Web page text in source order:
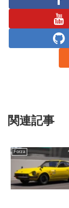
関連記事
Forza